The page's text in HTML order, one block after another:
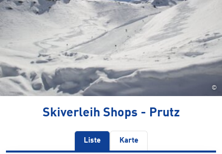
©
Skiverleih Shops - Prutz
Liste Karte